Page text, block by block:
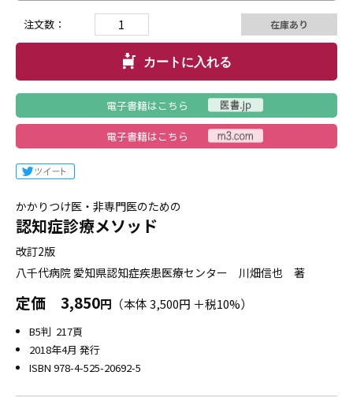
注文数： 在庫あり
カートに入れる
電子書籍はこちら
電子書籍はこちら
かかりつけ医・非専門医のための
認知症診療メソッド
改訂2版
八千代病院 愛知県認知症疾患医療センター 川畑信也 著
定価 3,850円 （本体 3,500円 ＋税10%）
B5判 217頁
2018年4月 発行
ISBN 978-4-525-20692-5